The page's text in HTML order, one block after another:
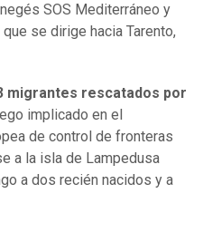
SOS Mediterráneo y
que se dirige hacia Tarento,
migrantes rescatados por
implicado en el
de control de fronteras
a la isla de Lampedusa
a dos recién nacidos y a